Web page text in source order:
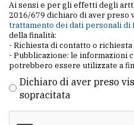
Ai sensi e per gli effetti degli
2016/679 dichiaro di aver preso
trattamento dei dati personali di
della finalità:
- Richiesta di contatto o
- Pubblicazione: le informazioni
potrebbero essere utilizzate a
Dichiaro di aver preso
sopracitata